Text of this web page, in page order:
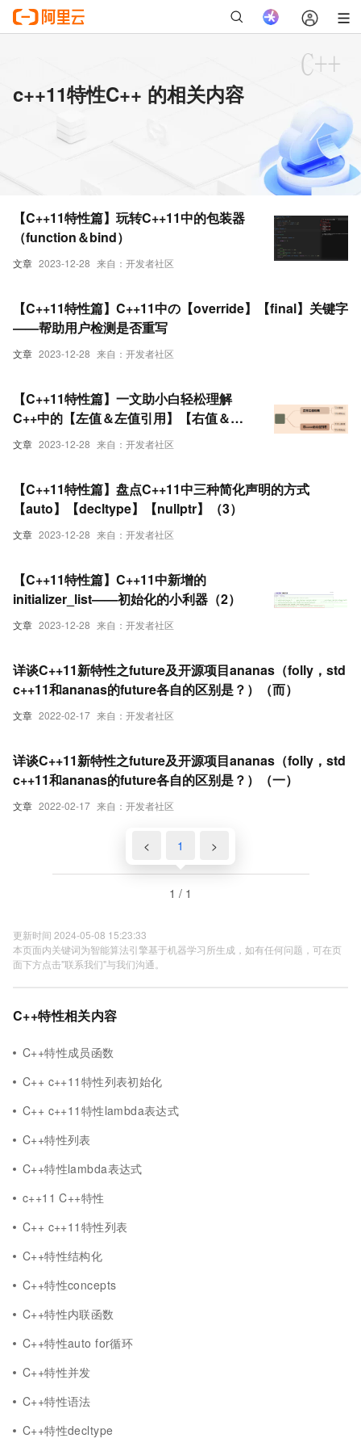
c++11特性C++ 的相关内容
文章 2023-12-28 来自：开发者社区
【C++11特性篇】玩转C++11中的包装器
（function＆bind）
文章 2023-12-28 来自：开发者社区
【C++11特性篇】C++11中の【override】【final】关键字
——帮助用户检测是否重写
文章 2023-12-28 来自：开发者社区
【C++11特性篇】一文助小白轻松理解
C++中的【左值＆左值引用】【右值＆右
值引用】
文章 2023-12-28 来自：开发者社区
【C++11特性篇】盘点C++11中三种简化声明的方式
【auto】【decltype】【nullptr】（3）
文章 2023-12-28 来自：开发者社区
【C++11特性篇】C++11中新增的
initializer_list——初始化的小利器（2）
文章 2022-02-17 来自：开发者社区
详谈C++11新特性之future及开源项目ananas（folly，std
c++11和ananas的future各自的区别是？）（而）
文章 2022-02-17 来自：开发者社区
详谈C++11新特性之future及开源项目ananas（folly，std
c++11和ananas的future各自的区别是？）（一）
< 1 >
1 / 1
更新时间 2024-05-08 15:23:33
本页面内关键词为智能算法引擎基于机器学习所生成，如有任何问题，可在页
面下方点击"联系我们"与我们沟通。
C++特性相关内容
C++特性成员函数
C++ c++11特性列表初始化
C++ c++11特性lambda表达式
C++特性列表
C++特性lambda表达式
c++11 C++特性
C++ c++11特性列表
C++特性结构化
C++特性concepts
C++特性内联函数
C++特性auto for循环
C++特性并发
C++特性语法
C++特性decltype